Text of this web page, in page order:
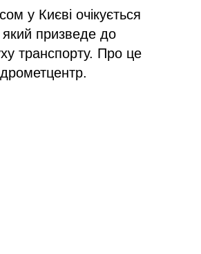
у Києві очікується
призведе до
транспорту. Про це